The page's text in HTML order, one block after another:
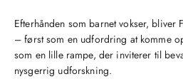
Efterhånden som barnet vokser, bliver
– først som en udfordring at komme
som en lille rampe, der inviterer til
nysgerrig udforskning.